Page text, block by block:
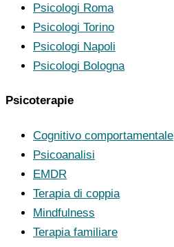
Psicologi Roma
Psicologi Torino
Psicologi Napoli
Psicologi Bologna
Psicoterapie
Cognitivo comportamentale
Psicoanalisi
EMDR
Terapia di coppia
Mindfulness
Terapia familiare